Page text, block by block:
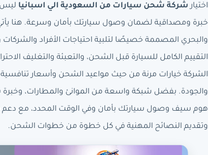
اختيار شركة شحن سيارات من السعودية الي اسبانيا ليس
خبرة ومصداقية لضمان وصول سيارتك بأمان وسرعة. هنا
والبحري المصممة خصيصًا لتلبية احتياجات الأفراد
التقييم الكامل للسيارة قبل الشحن، والتعبئة والتغليف
الشركة خيارات مرنة من حيث مواعيد الشحن وأسعار تنافسية
والجودة. بفضل شبكة واسعة من الموانئ والمطارات،
هوم سيف وصول سيارتك بأمان وفي الوقت المحدد، مع
وتقديم النصائح المهنية في كل خطوة من خطوات الشحن.